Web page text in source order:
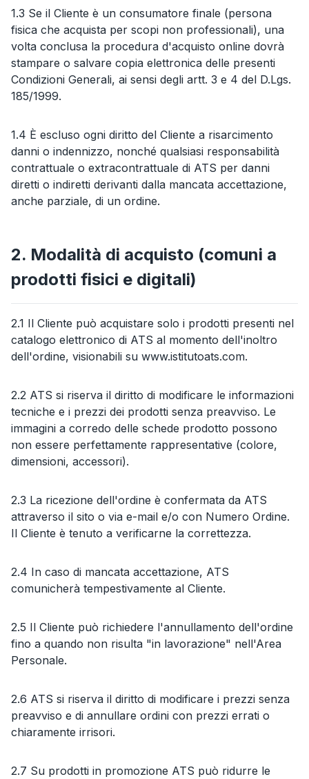
1.3 Se il Cliente è un consumatore finale (persona
fisica che acquista per scopi non professionali), una
volta conclusa la procedura d'acquisto online dovrà
stampare o salvare copia elettronica delle presenti
Condizioni Generali, ai sensi degli artt. 3 e 4 del D.Lgs.
185/1999.
1.4 È escluso ogni diritto del Cliente a risarcimento
danni o indennizzo, nonché qualsiasi responsabilità
contrattuale o extracontrattuale di ATS per danni
diretti o indiretti derivanti dalla mancata accettazione,
anche parziale, di un ordine.
2. Modalità di acquisto (comuni a
prodotti fisici e digitali)
2.1 Il Cliente può acquistare solo i prodotti presenti nel
catalogo elettronico di ATS al momento dell'inoltro
dell'ordine, visionabili su www.istitutoats.com.
2.2 ATS si riserva il diritto di modificare le informazioni
tecniche e i prezzi dei prodotti senza preavviso. Le
immagini a corredo delle schede prodotto possono
non essere perfettamente rappresentative (colore,
dimensioni, accessori).
2.3 La ricezione dell'ordine è confermata da ATS
attraverso il sito o via e-mail e/o con Numero Ordine.
Il Cliente è tenuto a verificarne la correttezza.
2.4 In caso di mancata accettazione, ATS
comunicherà tempestivamente al Cliente.
2.5 Il Cliente può richiedere l'annullamento dell'ordine
fino a quando non risulta "in lavorazione" nell'Area
Personale.
2.6 ATS si riserva il diritto di modificare i prezzi senza
preavviso e di annullare ordini con prezzi errati o
chiaramente irrisori.
2.7 Su prodotti in promozione ATS può ridurre le